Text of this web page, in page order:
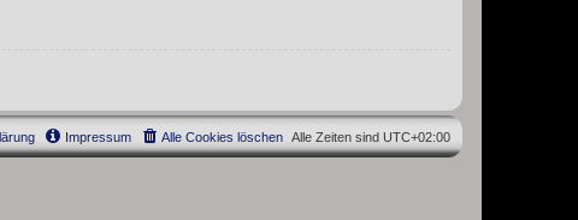
Alle Zeiten sind UTC+02:00
Alle Cookies löschen
Impressum